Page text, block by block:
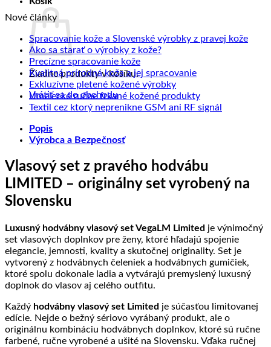
Žiadne produkty v košíku.
Vrátiť sa do obchodu
Nové články
Spracovanie kože a Slovenské výrobky z pravej kože
Ako sa starať o výrobky z kože?Žiadne
na
Ako
sa
starať
Precízne spracovanie kožeŽiadne
komentáre
na
Precízne
spracovanie
Kvalitná prírodná koža a jej spracovanieŽiadne
na
Kvalitná
spracovanie
Exkluzívne pletené kožené výrobkyŽiadne
komentáre
na
Umelecké ručne frkané kožené produktyŽiadne
komentáre
kožené
produkty
Textil cez ktorý neprenikne GSM ani RF signál
GSM
Popis
Výrobca a Bezpečnosť
Vlasový set z pravého hodvábu
LIMITED – originálny set vyrobený na
Slovensku
Luxusný hodvábny vlasový set VegaLM Limited je výnimočný
set vlasových doplnkov pre ženy, ktoré hľadajú spojenie
elegancie, jemnosti, kvality a skutočnej originality. Set je
vytvorený z hodvábnych čeleniek a hodvábnych gumičiek,
ktoré spolu dokonale ladia a vytvárajú premyslený luxusný
doplnok do vlasov aj celého outfitu.
Každý hodvábny vlasový set Limited je súčasťou limitovanej
edície. Nejde o bežný sériovo vyrábaný produkt, ale o
originálnu kombináciu hodvábnych doplnkov, ktoré sú ručne
farbené, ručne vyrobené a ušité na Slovensku. Vďaka ručnej